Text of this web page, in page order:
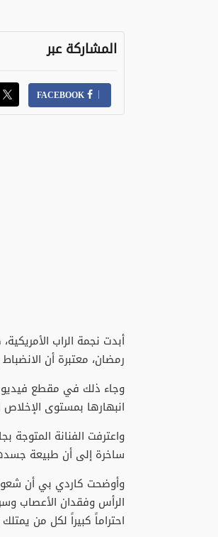
المشاركة عبر
FACEBOOK
​أبدت نجمة الراب
رمضان، معتبرة أن
وجاء ذلك في مقطع فيديو
انبهارها بمستوى
​واعترفت الفنانة
ساخرة إلى أن طبيعة
وأوضحت كاردي بي أن شعور
الرأس وفقدان الأعصاب
احتراماً كبيراً لكل من